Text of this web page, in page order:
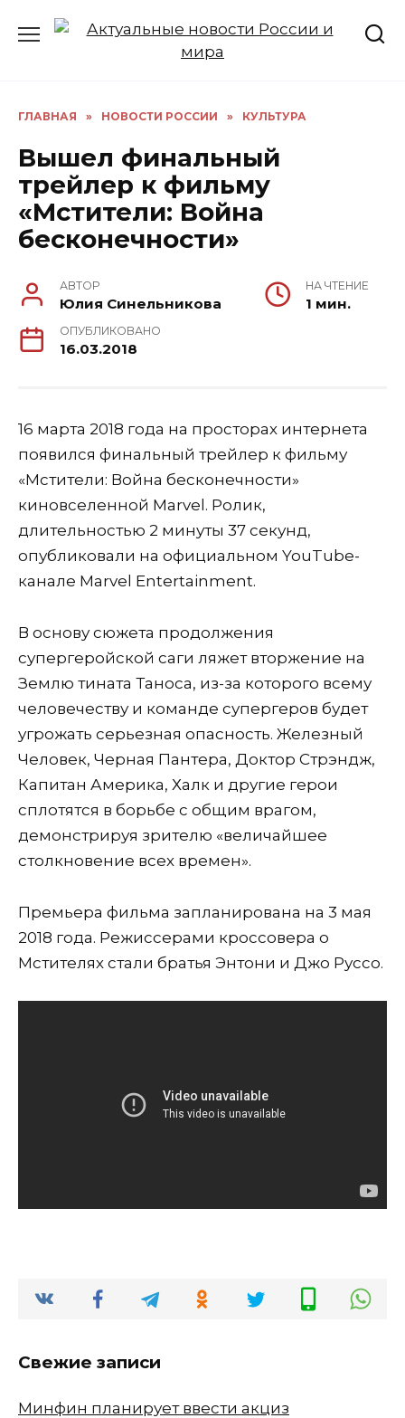
ГЛАВНАЯ » НОВОСТИ РОССИИ » КУЛЬТУРА
Вышел финальный
трейлер к фильму
«Мстители: Война
бесконечности»
АВТОР
Юлия Синельникова
НА ЧТЕНИЕ
1 мин.
ОПУБЛИКОВАНО
16.03.2018
16 марта 2018 года на просторах интернета
появился финальный трейлер к фильму
«Мстители: Война бесконечности»
киновселенной Marvel. Ролик,
длительностью 2 минуты 37 секунд,
опубликовали на официальном YouTube-
канале Marvel Entertainment.
В основу сюжета продолжения
супергеройской саги ляжет вторжение на
Землю тината Таноса, из-за которого всему
человечеству и команде супергеров будет
угрожать серьезная опасность. Железный
Человек, Черная Пантера, Доктор Стрэндж,
Капитан Америка, Халк и другие герои
сплотятся в борьбе с общим врагом,
демонстрируя зрителю «величайшее
столкновение всех времен».
Премьера фильма запланирована на 3 мая
2018 года. Режиссерами кроссовера о
Мстителях стали братья Энтони и Джо Руссо.
Свежие записи
Минфин планирует ввести акциз